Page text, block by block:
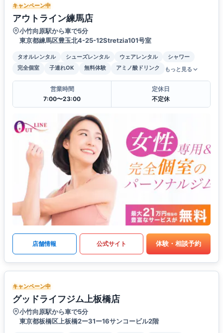
キャンペーン中
アウトライン練馬店
小竹向原駅から車で5分
東京都練馬区豊玉北4-25-12Stretzia101号室
タオルレンタル シューズレンタル ウェアレンタル
シャワー
完全個室
子連れOK 無料体験 アミノ酸ドリンク もっと見る
営業時間
7:00〜23:00
定休日
不定休
店舗情報 公式サイト 体験・相談予約
キャンペーン中
グッドライフジム上板橋店
小竹向原駅から車で5分
東京都板橋区上板橋2ー31ー16サンコービル2階